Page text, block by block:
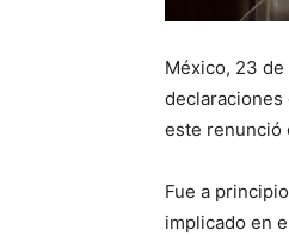
México, 23
declaraciones
este renunció
Fue a
implicado en